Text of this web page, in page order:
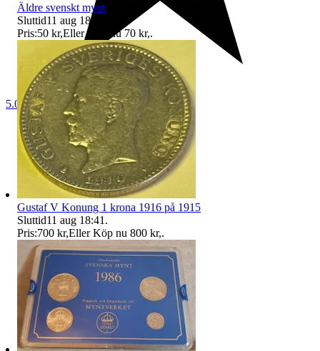
5.0
Äldre svenskt mynt
Sluttid11 aug 18:41
Pris:50 kr,Eller Köp nu 70 kr,.
Gustaf V Konung 1 krona 1916 på 1915
Sluttid11 aug 18:41 .
Pris:700 kr,Eller Köp nu 800 kr,.